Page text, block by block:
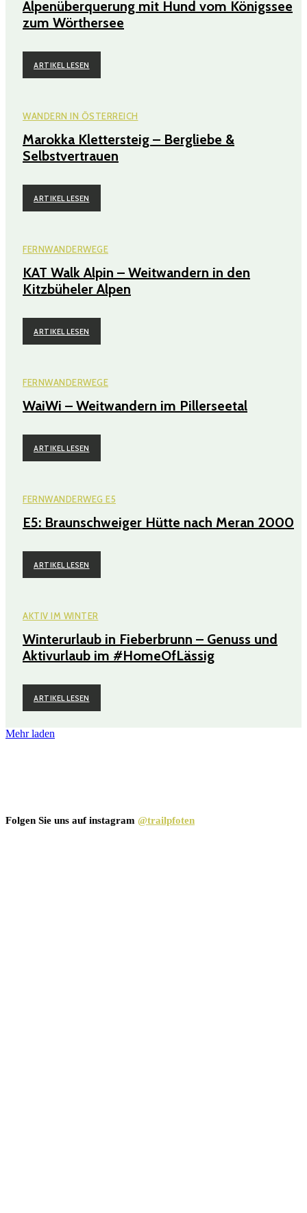
Alpenüberquerung mit Hund vom Königssee
zum Wörthersee
ARTIKEL LESEN
WANDERN IN ÖSTERREICH
Marokka Klettersteig – Bergliebe &
Selbstvertrauen
ARTIKEL LESEN
FERNWANDERWEGE
KAT Walk Alpin – Weitwandern in den
Kitzbüheler Alpen
ARTIKEL LESEN
FERNWANDERWEGE
WaiWi – Weitwandern im Pillerseetal
ARTIKEL LESEN
FERNWANDERWEG E5
E5: Braunschweiger Hütte nach Meran 2000
ARTIKEL LESEN
AKTIV IM WINTER
Winterurlaub in Fieberbrunn – Genuss und
Aktivurlaub im #HomeOfLässig
ARTIKEL LESEN
Mehr laden
Folgen Sie uns auf instagram @trailpfoten